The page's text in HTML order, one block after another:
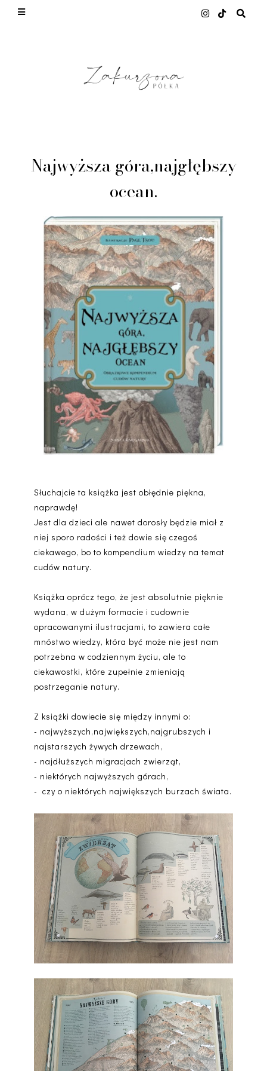
Najwyższa góra,najgłębszy
ocean.
Słuchajcie ta książka jest obłędnie piękna,
naprawdę!
Jest dla dzieci ale nawet dorosły będzie miał z
niej sporo radości i też dowie się czegoś
ciekawego, bo to kompendium wiedzy na temat
cudów natury.
Książka oprócz tego, że jest absolutnie pięknie
wydana, w dużym formacie i cudownie
opracowanymi ilustracjami, to zawiera całe
mnóstwo wiedzy, która być może nie jest nam
potrzebna w codziennym życiu, ale to
ciekawostki, które zupełnie zmieniają
postrzeganie natury.
Z książki dowiecie się między innymi o:
- najwyższych,największych,najgrubszych i
najstarszych żywych drzewach,
- najdłuższych migracjach zwierząt,
- niektórych najwyższych górach,
- czy o niektórych największych burzach świata.
This site uses cookies from Google to deliver its
of service, generate usage statistics, and to detect
and address abuse.
LEARN MORE